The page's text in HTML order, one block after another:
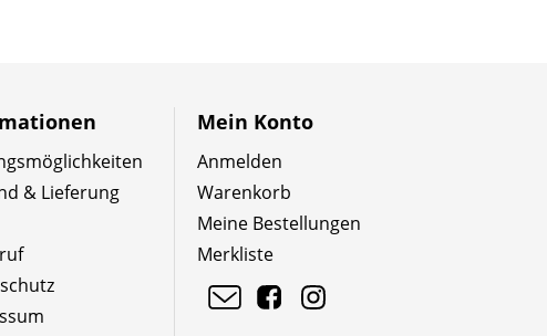
& Lieferung
Mein Konto
Anmelden
Warenkorb
Meine Bestellungen
Merkliste